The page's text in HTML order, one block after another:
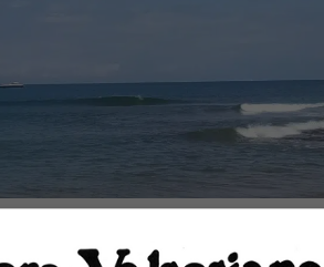
nuovo soggiorno climatico per